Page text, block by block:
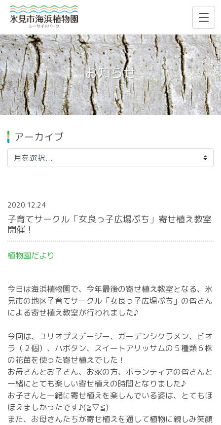
お知らせ
2020.12.24
子育てサークル「女良っ子広場ぷち」寄せ植え教室
開催！
植物園だより
今日は海浜植物園で、今年最後の寄せ植え教室となる、氷
見市の地区子育てサークル「女良っ子広場ぷち」の皆さん
による寄せ植え教室が行われました♪
今回は、ユリオプスデージー、ガーデンシクラメン、ビオ
ラ（２個）、ハボタン、スイートアリッサムの５種類６株
の花苗を使った寄せ植えでした！
お母さんとお子さん、お家の方、ボランティアの皆さんと
一緒にとても楽しい寄せ植えの時間となりました♪
お子さんと一緒に寄せ植えを楽しんでいる姿は、とてもほ
ほえましかったです♪(≧▽≦)
また、お母さんたちが寄せ植えを通して植物に親しみ笑顔
アーカイブ